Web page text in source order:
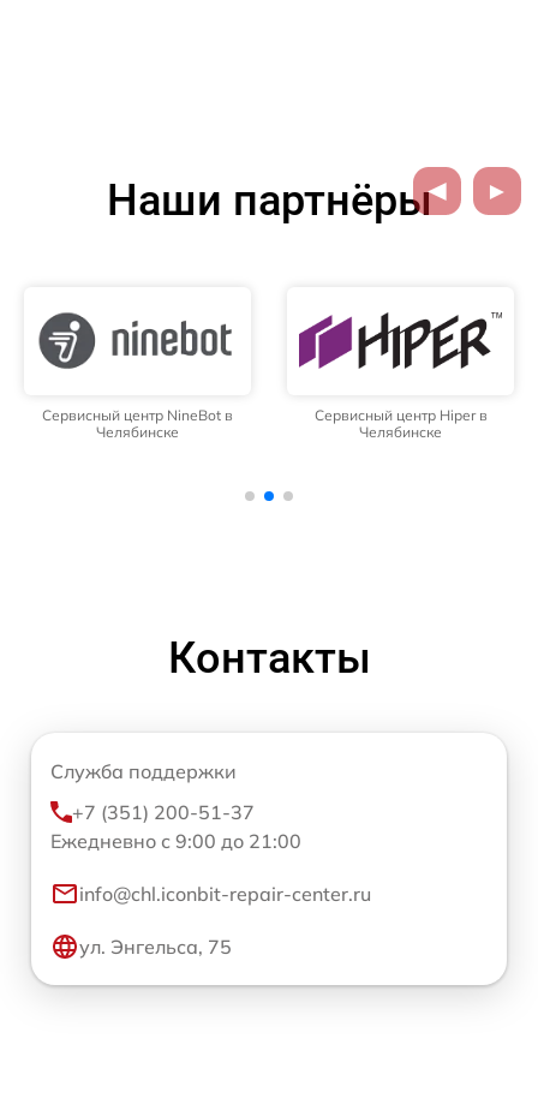
Наши партнёры
Сервисный центр NineBot в
Челябинске
Сервисный центр Hiper в
Челябинске
Контакты
Служба поддержки
+7 (351) 200-51-37
Ежедневно с 9:00 до 21:00
info@chl.iconbit-repair-center.ru
ул. Энгельса, 75